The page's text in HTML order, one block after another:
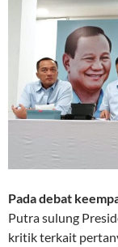
Pada debat
Putra sulung
kritik terkait